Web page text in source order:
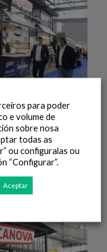
para poder
e volume de
sobre nosa
todas as
ou configuralas ou
“Configurar”.
Aceptar